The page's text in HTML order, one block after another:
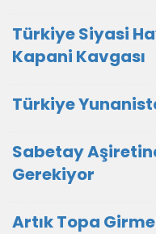
Türkiye Siyasi
Kapani Kavgası
Türkiye
Sabetay
Gerekiyor
Artık Topa